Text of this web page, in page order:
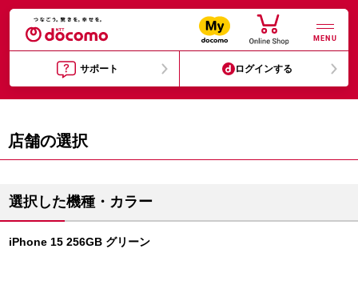
MENU
サポート ログインする
店舗の選択
選択した機種・カラー
iPhone 15 256GB グリーン